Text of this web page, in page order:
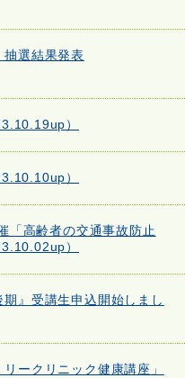
選結果発表
）
）
高齢者の交通事故防止
）
』受講生申込開始しまし
ークリニック健康講座」